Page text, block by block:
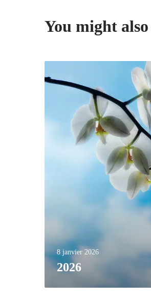
You might
8 janvier 2026
2026